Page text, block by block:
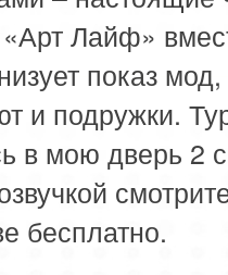
Лайф»
показ
и подружки.
в мою дверь 2
бесплатно.